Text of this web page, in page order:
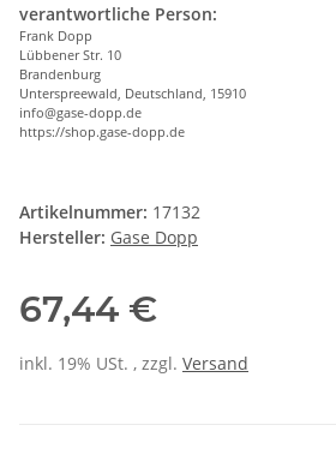
verantwortliche Person:
Frank Dopp
Lübbener Str. 10
Brandenburg
Unterspreewald, Deutschland, 15910
info@gase-dopp.de
https://shop.gase-dopp.de
Artikelnummer: 17132
Hersteller: Gase Dopp
67,44 €
inkl. 19% USt. , zzgl. Versand